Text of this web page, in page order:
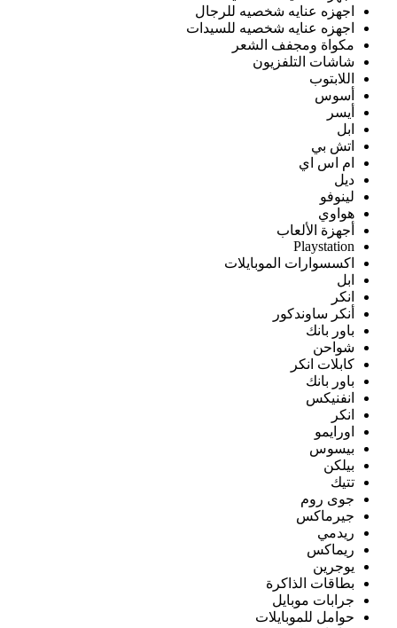
اجهزه عنايه شخصيه للرجال
اجهزه عنايه شخصيه للسيدات
مكواة ومجفف الشعر
شاشات التلفزيون
اللابتوب
أسوس
أيسر
ابل
اتش بي
ام اس اي
ديل
لينوفو
هواوي
أجهزة الألعاب
Playstation
اكسسوارات الموبايلات
ابل
انكر
أنكر ساوندكور
باور بانك
شواحن
كابلات انكر
باور بانك
انفنيكس
انكر
اورايمو
بيسوس
بيلكن
تتيك
جوى روم
جيرماكس
ريدمي
ريماكس
يوجرين
بطاقات الذاكرة
جرابات موبايل
حوامل للموبايلات